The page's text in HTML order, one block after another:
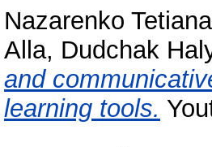
Nazarenko Tetiana
Alla, Dudchak
and
learning tools.